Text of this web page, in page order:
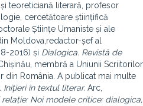
teoreticiană literară, profesor
cercetătoare științifică
Științe Umaniste și ale
Moldova,redactor-șef al
2016) și Dialogica. Revistă de
membră a Uniunii Scriitorilor
din România. A publicat mai multe
Iniţieri în textul literar. Arc,
Noi modele critice: dialogica,